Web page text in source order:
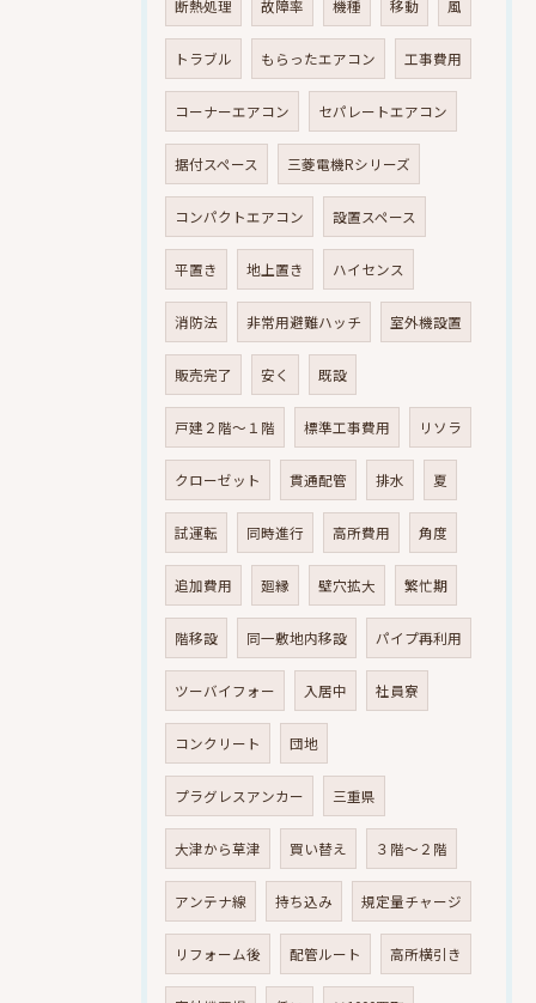
断熱処理 故障率 機種 移動 風
トラブル もらったエアコン 工事費用
コーナーエアコン セパレートエアコン
据付スペース 三菱電機Rシリーズ
コンパクトエアコン 設置スペース
平置き 地上置き ハイセンス
消防法 非常用避難ハッチ 室外機設置
販売完了 安く 既設
戸建２階～１階 標準工事費用 リソラ
クローゼット 貫通配管 排水 夏
試運転 同時進行 高所費用 角度
追加費用 廻縁 壁穴拡大 繁忙期
階移設 同一敷地内移設 パイプ再利用
ツーバイフォー 入居中 社員寮
コンクリート 団地
プラグレスアンカー 三重県
大津から草津 買い替え ３階～２階
アンテナ線 持ち込み 規定量チャージ
リフォーム後 配管ルート 高所横引き